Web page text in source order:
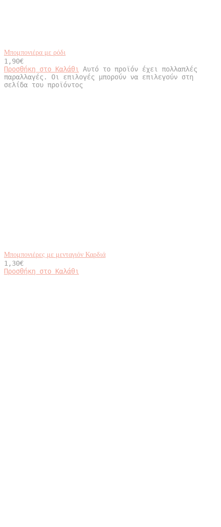
Μπομπονιέρα με ρόδι
1,90€
Προσθήκη στο Καλάθι Αυτό το προϊόν έχει πολλαπλές
παραλλαγές. Οι επιλογές μπορούν να επιλεγούν στη
σελίδα του προϊόντος
Μπομπονιέρες με μενταγιόν Καρδιά
1,30€
Προσθήκη στο Καλάθι